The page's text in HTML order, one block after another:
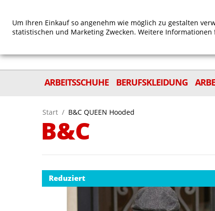
ARBEITSSCHUHE
BERUFSKLEIDUNG
Start / B&C QUEEN Hooded
B&C
Reduziert
Um Ihren Einkauf so angenehm wie möglich zu gestalten
statistischen und Marketing Zwecken. Weitere